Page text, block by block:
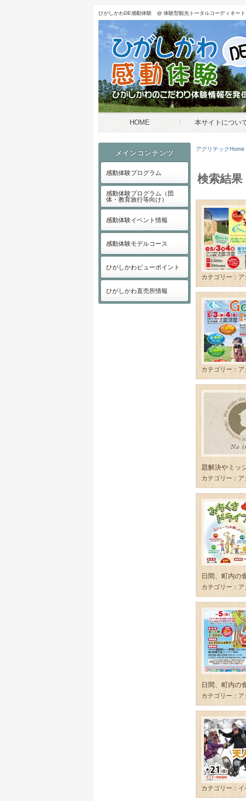
ひがしかわDE感動体験 @ 体験型観光トータルコーディネー
がしかわDE感動体験 ひがしかわのこだ
HOME 本サイトについ
メインコンテンツ
感動体験プログラム
感動体験プログラム（団
体・教育旅行等向け）
感動体験イベント情報
感動体験モデルコース
ひがしかわビューポイント
ひがしかわ直売所情報
アグリテックHome
検索結果
カテゴリー：
カテゴリー：
題解決やミッ
カテゴリー：
日間、町内の
カテゴリー：
日間、町内の
カテゴリー：
カテゴリー： イ